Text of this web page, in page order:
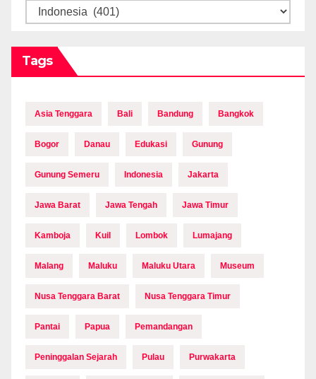
Tags
Asia Tenggara Bali Bandung Bangkok
Bogor Danau Edukasi Gunung
Gunung Semeru Indonesia Jakarta
Jawa Barat Jawa Tengah Jawa Timur
Kamboja Kuil Lombok Lumajang
Malang Maluku Maluku Utara Museum
Nusa Tenggara Barat Nusa Tenggara Timur
Pantai Papua Pemandangan
Peninggalan Sejarah Pulau Purwakarta